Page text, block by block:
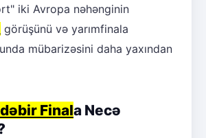
iki Avropa nəhənginin
görüşünü və yarımfinala
mübarizəsini daha yaxından
Finala Necə